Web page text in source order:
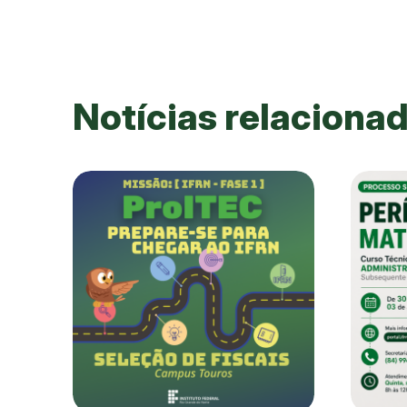
Notícias